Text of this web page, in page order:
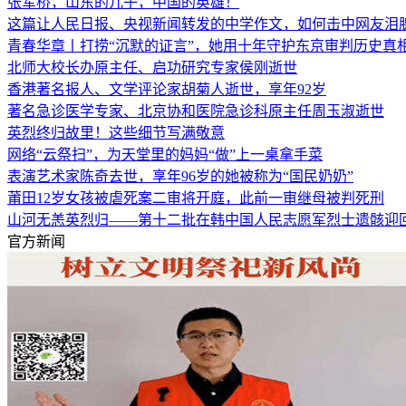
这篇让人民日报、央视新闻转发的中学作文，如何击中网友
青春华章丨打捞“沉默的证言”，她用十年守护东京审判历史真
北师大校长办原主任、启功研究专家侯刚逝世
香港著名报人、文学评论家胡菊人逝世，享年92岁
著名急诊医学专家、北京协和医院急诊科原主任周玉淑逝世
英烈终归故里！这些细节写满敬意
网络“云祭扫”，为天堂里的妈妈“做”上一桌拿手菜
表演艺术家陈奇去世，享年96岁的她被称为“国民奶奶”
莆田12岁女孩被虐死案二审将开庭，此前一审继母被判死刑
山河无恙英烈归——第十二批在韩中国人民志愿军烈士遗骸迎
官方新闻